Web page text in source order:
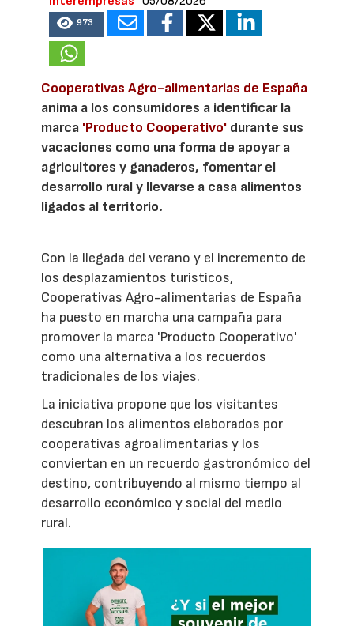
973
Cooperativas Agro-alimentarias de España
anima a los consumidores a identificar la
marca 'Producto Cooperativo' durante sus
vacaciones como una forma de apoyar a
agricultores y ganaderos, fomentar el
desarrollo rural y llevarse a casa alimentos
ligados al territorio.
Con la llegada del verano y el incremento de
los desplazamientos turísticos,
Cooperativas Agro-alimentarias de España
ha puesto en marcha una campaña para
promover la marca 'Producto Cooperativo'
como una alternativa a los recuerdos
tradicionales de los viajes.
La iniciativa propone que los visitantes
descubran los alimentos elaborados por
cooperativas agroalimentarias y los
conviertan en un recuerdo gastronómico del
destino, contribuyendo al mismo tiempo al
desarrollo económico y social del medio
rural.